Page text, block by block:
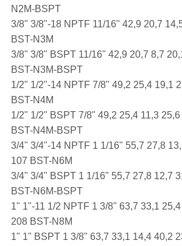
N2M-BSPT
3/8" 3/8"-18 NPTF 11/16" 42,9 20,7
BST-N3M
3/8" 3/8" BSPT 11/16" 42,9 20,7 8,7
BST-N3M-BSPT
1/2" 1/2"-14 NPTF 7/8" 49,2 25,4 19,1
BST-N4M
1/2" 1/2" BSPT 7/8" 49,2 25,4 11,3
BST-N4M-BSPT
3/4" 3/4"-14 NPTF 1 1/16" 55,7 27,8
107 BST-N6M
3/4" 3/4" BSPT 1 1/16" 55,7 27,8 12,7
BST-N6M-BSPT
1" 1"-11 1/2 NPTF 1 3/8" 63,7 33,1
208 BST-N8M
1" 1" BSPT 1 3/8" 63,7 33,1 14,4 40,2